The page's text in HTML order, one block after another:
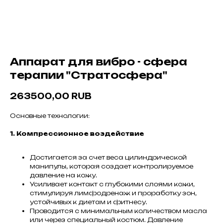
Аппарат для вибро - сфера
терапии "Стратосфера"
263500,00 RUB
Основные технологии:
1. Компрессионное воздействие
Достигается за счет веса цилиндрической
манипулы, которая создает контролируемое
давление на кожу.
Усиливает контакт с глубокими слоями кожи,
стимулируя лимфодренаж и проработку зон,
устойчивых к диетам и фитнесу.
Проводится с минимальным количеством масла
или через специальный костюм. Давление